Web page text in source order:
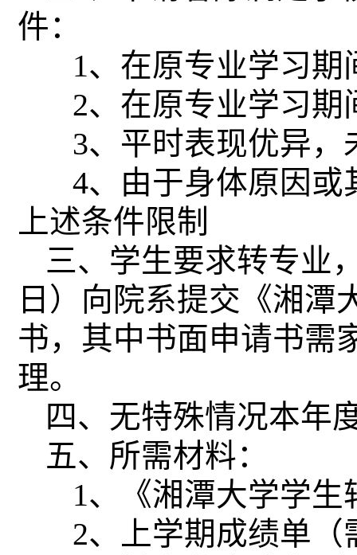
件：
1、在原专业学习
2、在原专业学习期
3、平时表现优异
4、由于身体原因
上述条件限制
三、学生要求转专业
日）向院系提交《湘潭
书，其中书面申请书需
理。
四、无特殊情况本年
五、所需材料：
1、《湘潭大学学
2、上学期成绩单（